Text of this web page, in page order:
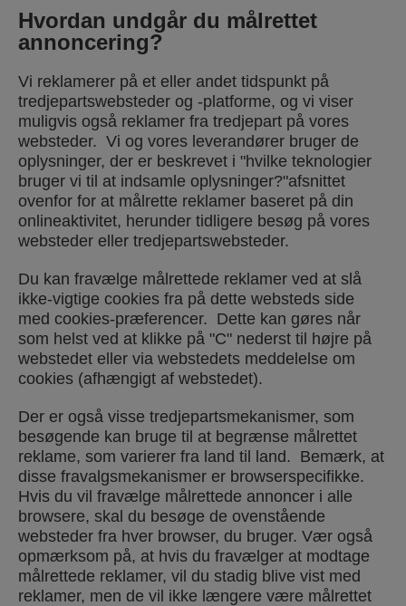
Hvordan undgår du målrettet
annoncering?
Vi reklamerer på et eller andet tidspunkt på
tredjepartswebsteder og -platforme, og vi viser
muligvis også reklamer fra tredjepart på vores
websteder. Vi og vores leverandører bruger de
oplysninger, der er beskrevet i "hvilke teknologier
bruger vi til at indsamle oplysninger?"afsnittet
ovenfor for at målrette reklamer baseret på din
onlineaktivitet, herunder tidligere besøg på vores
websteder eller tredjepartswebsteder.
Du kan fravælge målrettede reklamer ved at slå
ikke-vigtige cookies fra på dette websteds side
med cookies-præferencer. Dette kan gøres når
som helst ved at klikke på "C" nederst til højre på
webstedet eller via webstedets meddelelse om
cookies (afhængigt af webstedet).
Der er også visse tredjepartsmekanismer, som
besøgende kan bruge til at begrænse målrettet
reklame, som varierer fra land til land. Bemærk, at
disse fravalgsmekanismer er browserspecifikke.
Hvis du vil fravælge målrettede annoncer i alle
browsere, skal du besøge de ovenstående
websteder fra hver browser, du bruger. Vær også
opmærksom på, at hvis du fravælger at modtage
målrettede reklamer, vil du stadig blive vist med
reklamer, men de vil ikke længere være målrettet